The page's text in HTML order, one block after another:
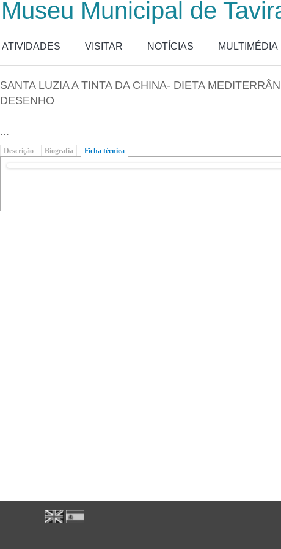
Museu Municipal de
ATIVIDADES VISITAR NOTÍCIAS MULTIMÉDIA
SANTA LUZIA A TINTA DA CHINA- DIETA
DESENHO
...
Descrição Biografia Ficha técnica